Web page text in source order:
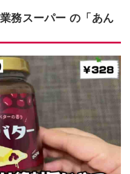
務スーパー の「あん